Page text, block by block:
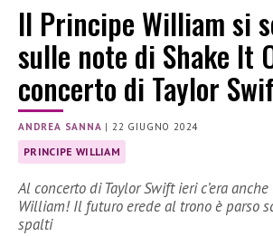
Il Principe William si
sulle note di Shake It
concerto di Taylor
ANDREA SANNA |22 GIUGNO 2024
PRINCIPE WILLIAM
Al concerto di Taylor Swift ieri c’era
William! Il futuro erede al trono è parso
spalti